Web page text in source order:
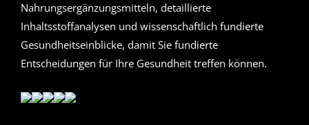
Nahrungsergänzungsmitteln, detaillierte
Inhaltsstoffanalysen und wissenschaftlich fundierte
Gesundheitseinblicke, damit Sie fundierte
Entscheidungen für Ihre Gesundheit treffen können.